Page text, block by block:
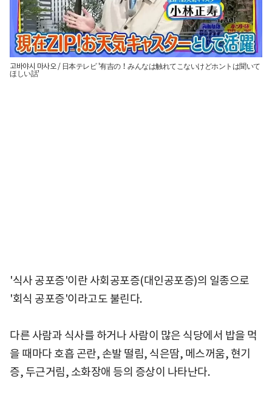
고바야시 마사오 / 日本テレビ '有吉の！みんなは触れてこないけどホントは聞いて
ほしい話'
'식사 공포증'이란 사회공포증(대인공포증)의 일종으로
'회식 공포증'이라고도 불린다.
다른 사람과 식사를 하거나 사람이 많은 식당에서 밥을 먹
을 때마다 호흡 곤란, 손발 떨림, 식은땀, 메스꺼움, 현기
증, 두근거림, 소화장애 등의 증상이 나타난다.